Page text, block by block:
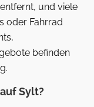
und viele
oder Fahrrad
befinden
Sylt?